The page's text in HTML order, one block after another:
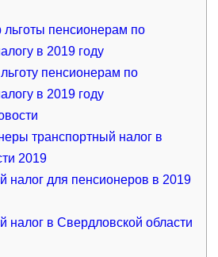
льготы пенсионерам по
в 2019 году
пенсионерам по
в 2019 году
транспортный налог в
2019
налог для пенсионеров в 2019
налог в Свердловской области